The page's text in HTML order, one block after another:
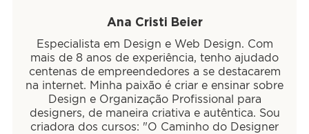
Ana Cristi Beier
Especialista em Design e Web Design. Com
mais de 8 anos de experiência, tenho ajudado
centenas de empreendedores a se destacarem
na internet. Minha paixão é criar e ensinar sobre
Design e Organização Profissional para
designers, de maneira criativa e autêntica. Sou
criadora dos cursos: "O Caminho do Designer